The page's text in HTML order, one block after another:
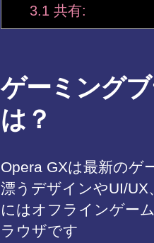
3.1 共有:
ゲーミング
は？
Opera GXは最新のゲ
漂うデザインやUI/
にはオフラインゲー
ラウザです